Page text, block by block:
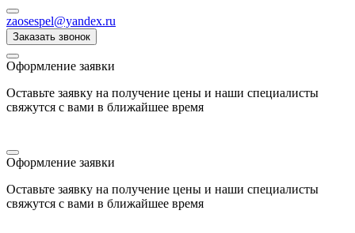
zaosespel@yandex.ru
Заказать звонок
Оформление заявки
Оставьте заявку на получение цены и наши специалисты
свяжутся с вами в ближайшее время
Оформление заявки
Оставьте заявку на получение цены и наши специалисты
свяжутся с вами в ближайшее время